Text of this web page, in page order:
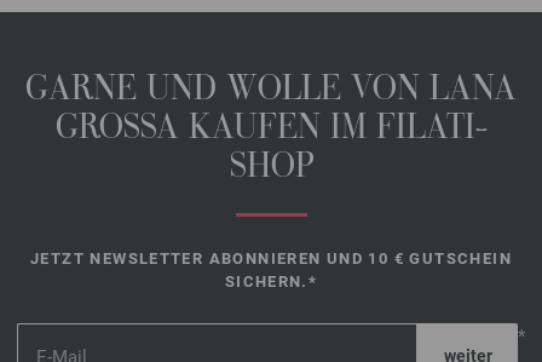
GARNE UND WOLLE VON LANA
GROSSA KAUFEN IM FILATI-
SHOP
JETZT NEWSLETTER ABONNIEREN UND 10 € GUTSCHEIN
SICHERN.*
*